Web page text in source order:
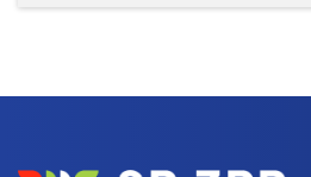
Hrvatske 2023. – 2027.